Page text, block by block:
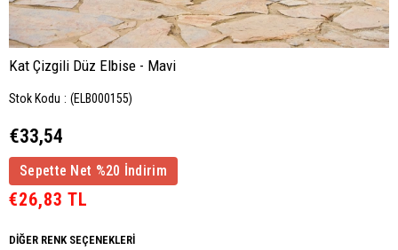
Kat Çizgili Düz Elbise - Mavi
Stok Kodu (ELB000155)
€33,54
Sepette Net %20 İndirim
€26,83 TL
DIĞER RENK SEÇENEKLERI